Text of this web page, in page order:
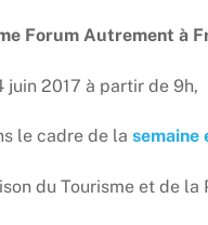
Forum Autrement à
juin 2017 à partir de 9h,
le cadre de la semaine
du Tourisme et de la